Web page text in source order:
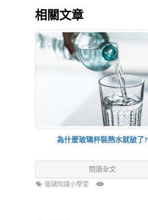
相關文章
為什麼玻璃杯裝熱水就破了?
閱讀全文
玻璃知識小學堂